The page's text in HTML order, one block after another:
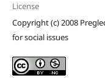
License
Copyright (c) 2008
for social issues